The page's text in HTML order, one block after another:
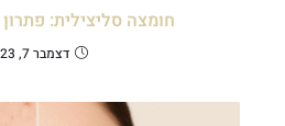
חומצה סליצילית:
דצמבר 7, 2023